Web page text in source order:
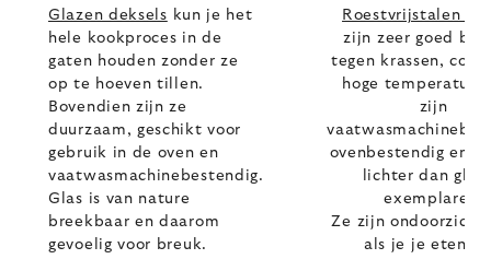
Glazen deksels kun je het
hele kookproces in de
gaten houden zonder ze
op te hoeven tillen.
Bovendien zijn ze
duurzaam, geschikt voor
gebruik in de oven en
vaatwasmachinebestendig.
Glas is van nature
breekbaar en daarom
gevoelig voor breuk.
Roestvrijstalen
zijn zeer goed
tegen krassen,
hoge
zijn
ovenbestendig en
lichter dan
exemplaren.
Ze zijn
als je je eten